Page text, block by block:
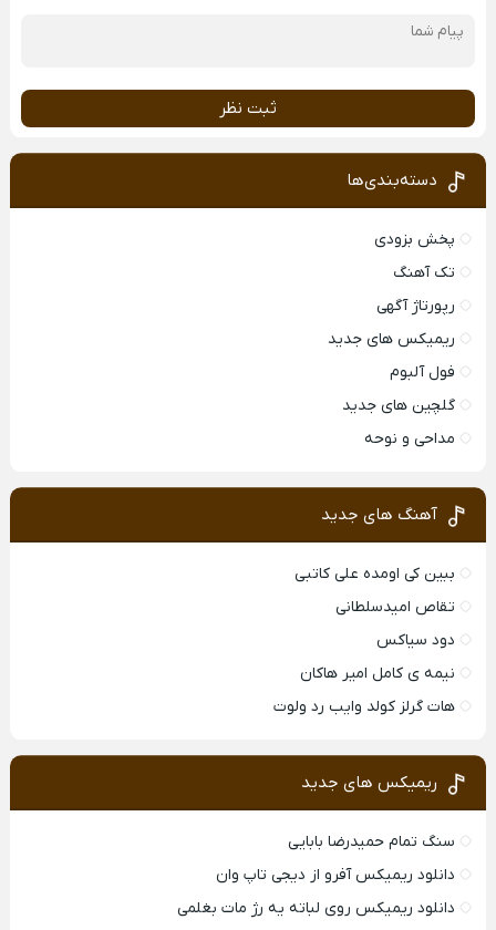
ثبت نظر
دسته‌بندی‌ها
پخش بزودی
تک آهنگ
رپورتاژ آگهی
ریمیکس های جدید
فول آلبوم
گلچین های جدید
مداحی و نوحه
آهنگ های جدید
ببین کی اومده علی کاتبی
تقاص امیدسلطانی
دود سیاکس
نیمه ی کامل امیر هاکان
هات گرلز کولد وایب رد ولوت
ریمیکس های جدید
سنگ تمام حمیدرضا بابایی
دانلود ریمیکس آفرو از ديجی تاپ وان
دانلود ریمیکس روی لباته یه رژ مات بغلمی